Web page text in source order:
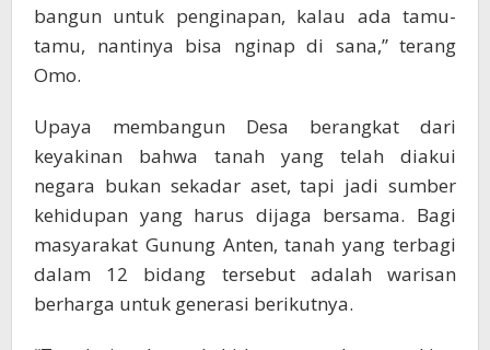
bangun untuk penginapan, kalau ada tamu-
tamu, nantinya bisa nginap di sana,” terang
Omo.
Upaya membangun Desa berangkat dari
keyakinan bahwa tanah yang telah diakui
negara bukan sekadar aset, tapi jadi sumber
kehidupan yang harus dijaga bersama. Bagi
masyarakat Gunung Anten, tanah yang terbagi
dalam 12 bidang tersebut adalah warisan
berharga untuk generasi berikutnya.